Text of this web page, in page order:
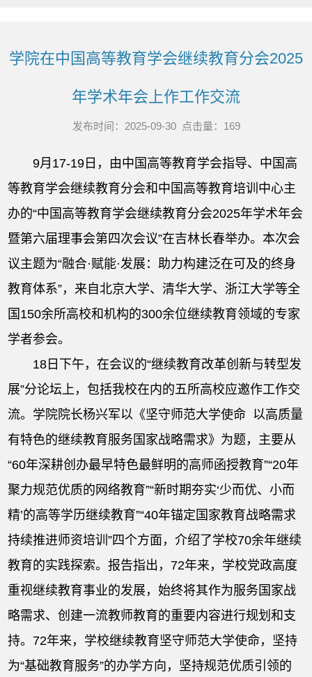
学院在中国高等教育学会继续教育分会2025
年学术年会上作工作交流
发布时间：2025-09-30 点击量： 169
9月17-19日，由中国高等教育学会指导、中国高
等教育学会继续教育分会和中国高等教育培训中心主
办的“中国高等教育学会继续教育分会2025年学术年会
暨第六届理事会第四次会议”在吉林长春举办。本次会
议主题为“融合·赋能·发展：助力构建泛在可及的终身
教育体系”，来自北京大学、清华大学、浙江大学等全
国150余所高校和机构的300余位继续教育领域的专家
学者参会。
18日下午，在会议的“继续教育改革创新与转型发
展”分论坛上，包括我校在内的五所高校应邀作工作交
流。学院院长杨兴军以《坚守师范大学使命 以高质量
有特色的继续教育服务国家战略需求》为题，主要从
“60年深耕创办最早特色最鲜明的高师函授教育”“20年
聚力规范优质的网络教育”“新时期夯实‘少而优、小而
精’的高等学历继续教育”“40年锚定国家教育战略需求
持续推进师资培训”四个方面，介绍了学校70余年继续
教育的实践探索。报告指出，72年来，学校党政高度
重视继续教育事业的发展，始终将其作为服务国家战
略需求、创建一流教师教育的重要内容进行规划和支
持。72年来，学校继续教育坚守师范大学使命，坚持
为“基础教育服务”的办学方向，坚持规范优质引领的